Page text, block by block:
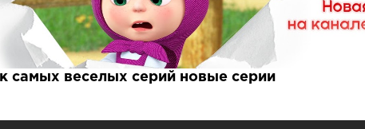
самых веселых серий новые серии